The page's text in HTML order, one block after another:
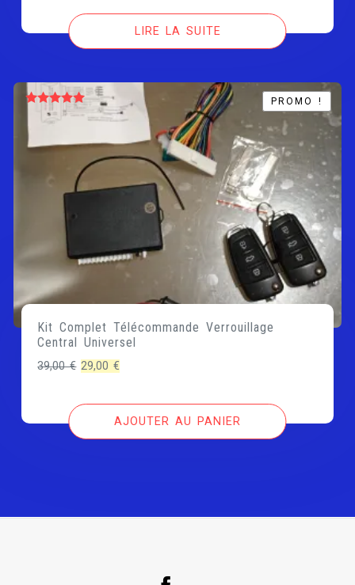
LIRE LA SUITE
Note 5.00
PROMO !
PROMO !
Kit Complet Télécommande Verrouillage
Central Universel
39,00€ Le
initial
29,00€
actuel
est :
AJOUTER AU PANIER